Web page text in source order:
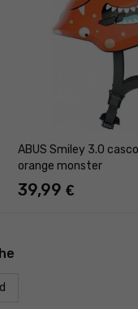
ABUS Smiley 3.0
orange monster
39,99 €